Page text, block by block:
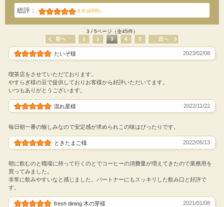
総評： 4.8 (45件)
3 / 5ページ（全45件）
前へ
1 2 3 4 5 次へ
たいぞ様 2023/02/08
喫茶店をさせていただております。
やすらぎ様の豆で提供しておりお客様から好評いただいてます。
いつもありがとうございます。
流れ星様 2022/11/22
毎日朝一番の愉しみなので安定感が求められこの味はぴったりです。
ときたまご様 2022/05/13
朝に飲むのと職場に持って行くのとでコーヒーの消費量が増えてきたので業務用を
買ってみました。
非常に飲みやすいなと感じました。パートナーにもスッキリした飲み口と好評で
す。
fresh dining 木の芽様 2021/01/08